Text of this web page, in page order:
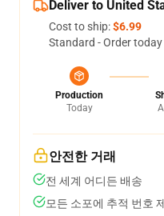
Deliver to United
Cost to ship:$6.99
Standard - Order
Production
Today
안전한 거래
전 세계 어디든 배송
모든 소포에 추적 번호